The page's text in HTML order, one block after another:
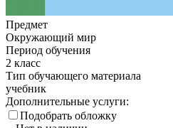
Предмет
Окружающий мир
Период обучения
2 класс
Тип обучающего материала
учебник
Дополнительные услуги:
Подобрать обложку